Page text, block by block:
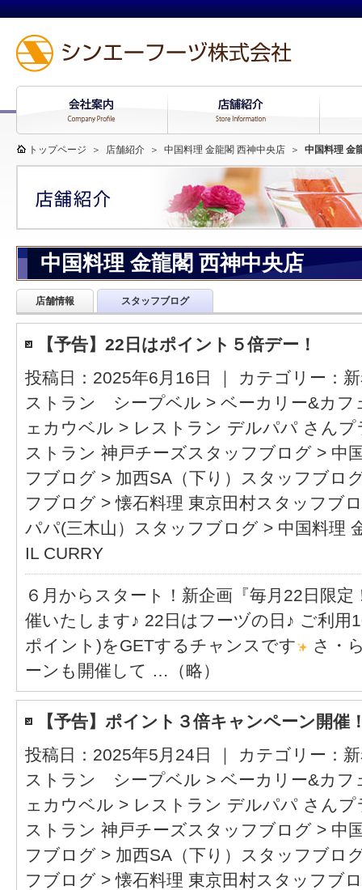
トップページ ＞ 店舗紹介 ＞ 中国料理 金龍閣 西神中央店 ＞ 中国料理 金
中国料理 金龍閣 西神中央店
店舗情報 スタッフブログ
【予告】22日はポイント５倍デー！
投稿日：2025年6月16日 ｜ カテゴリー：
ストラン シープベル > ベーカリー&カフ
ェカウベル > レストラン デルパパ さん
ストラン 神戸チーズスタッフブログ > 中
フブログ > 加西SA（下り）スタッフブロ
フブログ >懐石料理 東京田村スタッフブ
パパ(三木山）スタッフブログ > 中国料理
IL CURRY
６月からスタート！新企画『毎月22日限
催いたします♪ 22日はフーヅの日♪ ご利用
ポイント)をGETするチャンスです
さ・
ーンも開催して …（略）
【予告】ポイント３倍キャンペーン開催
投稿日：2025年5月24日 ｜ カテゴリー：
ストラン シープベル > ベーカリー&カフ
ェカウベル > レストラン デルパパ さん
ストラン 神戸チーズスタッフブログ > 中
フブログ > 加西SA（下り）スタッフブロ
フブログ >懐石料理 東京田村スタッフブ